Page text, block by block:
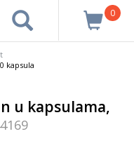
0
kapsula
u kapsulama,